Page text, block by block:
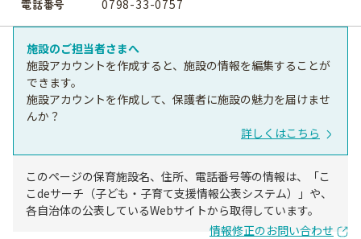
電話番号 0798-33-0757
施設のご担当者さまへ
施設アカウントを作成すると、施設の情報を編集することが
できます。
施設アカウントを作成して、保護者に施設の魅力を届けませ
んか？
詳しくはこちら
このページの保育施設名、住所、電話番号等の情報は、「こ
こdeサーチ（子ども・子育て支援情報公表システム）」や、
各自治体の公表しているWebサイトから取得しています。
情報修正のお問い合わせ